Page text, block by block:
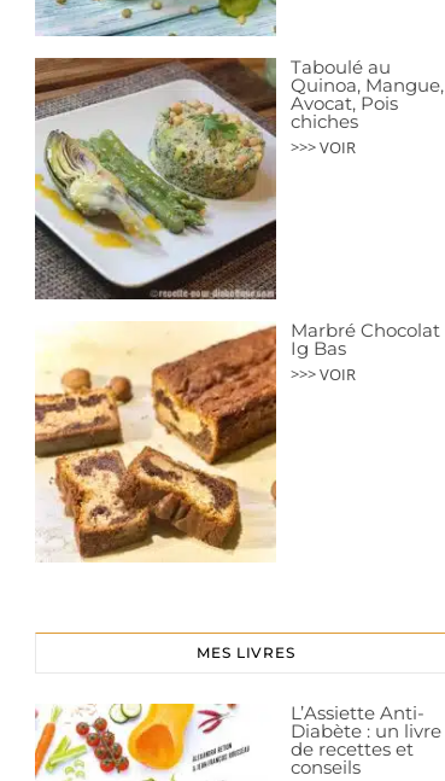
Taboulé au
Quinoa, Mangue,
Avocat, Pois
chiches
>>> VOIR
Marbré Chocolat
Ig Bas
>>> VOIR
MES LIVRES
L’Assiette Anti-
Diabète : un livre
de recettes et
conseils